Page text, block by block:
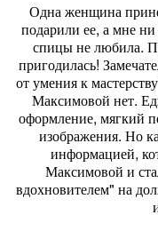
Одна женщина
подарили ее, а мне
спицы не любила.
пригодилась!
от умения к
Максимовой нет.
оформление, мягкий
изображения. Но
информацией,
Максимовой и
вдохновителем" на